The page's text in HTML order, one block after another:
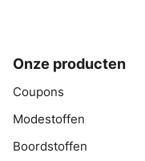
Onze producten
Coupons
Modestoffen
Boordstoffen